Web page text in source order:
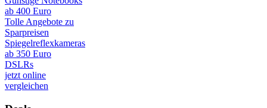
ab 400 Euro
Tolle Angebote zu
Sparpreisen
Spiegelreflexkameras
ab 350 Euro
DSLRs
jetzt online
vergleichen